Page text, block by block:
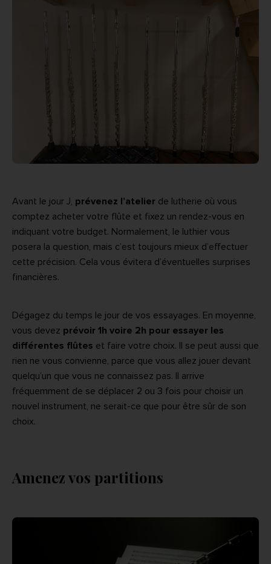
Avant le jour J, prévenez l’atelier de lutherie où vous
comptez acheter votre flûte et fixez un rendez-vous en
indiquant votre budget. Normalement, le luthier vous
posera la question, mais c’est toujours mieux d’effectuer
cette précision. Cela vous évitera d’éventuelles surprises
financières.
Dégagez du temps le jour de vos essayages. En moyenne,
vous devez prévoir 1h voire 2h pour essayer les
différentes flûtes et faire votre choix. Il se peut aussi que
rien ne vous convienne, parce que vous allez jouer devant
quelqu’un que vous ne connaissez pas. Il arrive
fréquemment de se déplacer 2 ou 3 fois pour choisir un
nouvel instrument, ne serait-ce que pour être sûr de son
choix.
Amenez vos partitions